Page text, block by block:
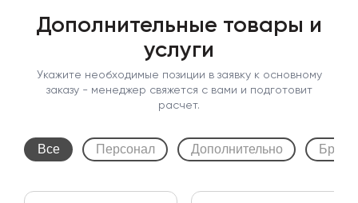
Дополнительные товары и
услуги
Укажите необходимые позиции в заявку к основному
заказу - менеджер свяжется с вами и подготовит
расчет.
Все Персонал Дополнительно